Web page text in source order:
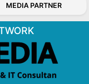
MEDIA PARTNER